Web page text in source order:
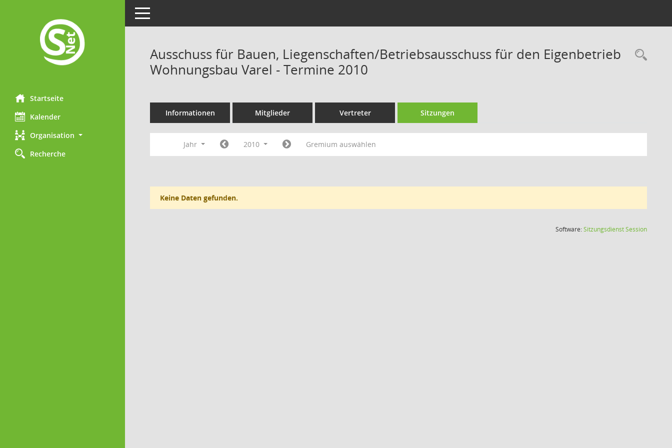
Startseite
Kalender
Organisation
Recherche
Toggle navigation
Ausschuss für Bauen, Liegenschaften/Betriebsausschuss für den Eigenbetrieb
Wohnungsbau Varel - Termine 2010
Informationen Mitglieder Vertreter Sitzungen
Jahr 2010 Gremium auswählen
Keine Daten gefunden.
Software:SitzungsdienstSession(Wird in